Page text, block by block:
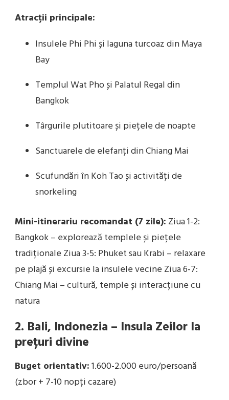
Atracții principale:
Insulele Phi Phi și laguna turcoaz din Maya
Bay
Templul Wat Pho și Palatul Regal din
Bangkok
Târgurile plutitoare și piețele de noapte
Sanctuarele de elefanți din Chiang Mai
Scufundări în Koh Tao și activități de
snorkeling
Mini-itinerariu recomandat (7 zile): Ziua 1-2:
Bangkok – explorează templele și piețele
tradiționale Ziua 3-5: Phuket sau Krabi – relaxare
pe plajă și excursie la insulele vecine Ziua 6-7:
Chiang Mai – cultură, temple și interacțiune cu
natura
2. Bali, Indonezia – Insula Zeilor la
prețuri divine
Buget orientativ:1.600-2.000 euro/persoană
(zbor + 7-10 nopți cazare)